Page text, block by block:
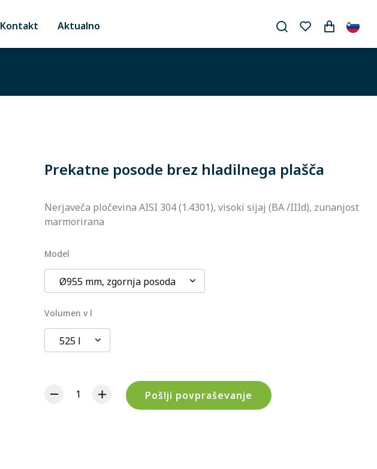
Kontakt Aktualno
Prekatne posode brez hladilnega plašča
Nerjaveča pločevina AISI 304 (1.4301), visoki sijaj (BA /IIId), zunanjost
marmorirana
Model
Ø955 mm, zgornja posoda
Volumen v l
525 l
Pošlji povpraševanje